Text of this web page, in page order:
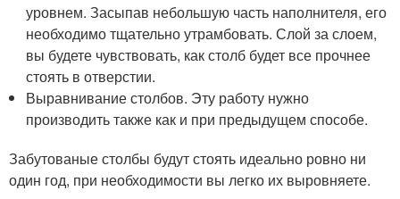
уровнем. Засыпав небольшую часть наполнителя, его
необходимо тщательно утрамбовать. Слой за слоем,
вы будете чувствовать, как столб будет все прочнее
стоять в отверстии.
Выравнивание столбов. Эту работу нужно
производить также как и при предыдущем способе.
Забутованые столбы будут стоять идеально ровно ни
один год, при необходимости вы легко их выровняете.